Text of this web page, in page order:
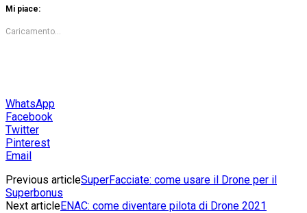
Mi piace:
Caricamento...
WhatsApp
Facebook
Twitter
Pinterest
Email
Previous articleSuperFacciate: come usare il Drone per il
Superbonus
Next articleENAC: come diventare pilota di Drone 2021